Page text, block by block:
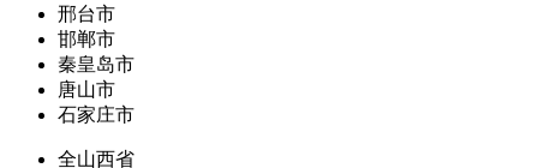
邢台市
邯郸市
秦皇岛市
唐山市
石家庄市
全山西省